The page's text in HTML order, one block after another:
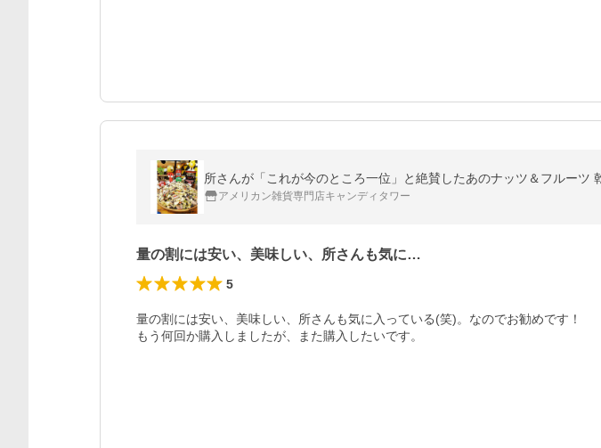
所さんが「これが今のところ一位」と絶賛したあのナッツ＆フルーツ
アメリカン雑貨専門店キャンディタワー
量の割には安い、美味しい、所さんも気に…
5
量の割には安い、美味しい、所さんも気に入っている(笑)。なのでお勧めです！
もう何回か購入しましたが、また購入したいです。